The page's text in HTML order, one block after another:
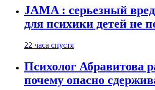
JAMA : серьезный
для психики детей не
22 часа спустя
Психолог Абравитова
почему опасно